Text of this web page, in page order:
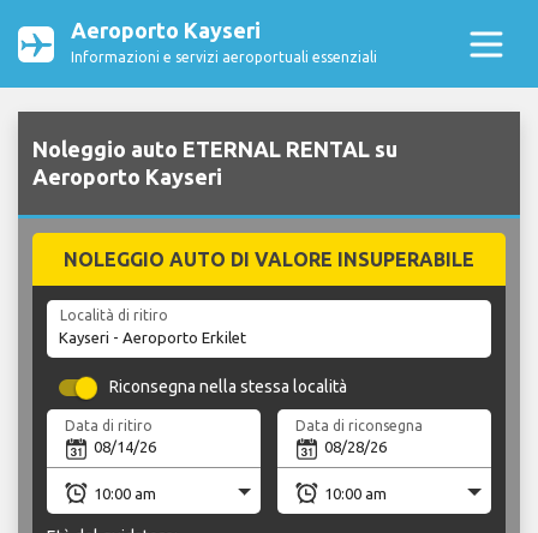
Aeroporto Kayseri
Informazioni e servizi aeroportuali essenziali
Noleggio auto ETERNAL RENTAL su
Aeroporto Kayseri
NOLEGGIO AUTO DI VALORE INSUPERABILE
Località di ritiro
Riconsegna nella stessa località
Data di ritiro Data di riconsegna